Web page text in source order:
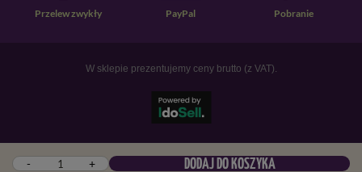
- + DODAJ DO KOSZYKA
Przelew zwykły PayPal Pobranie
W sklepie prezentujemy ceny brutto (z VAT).